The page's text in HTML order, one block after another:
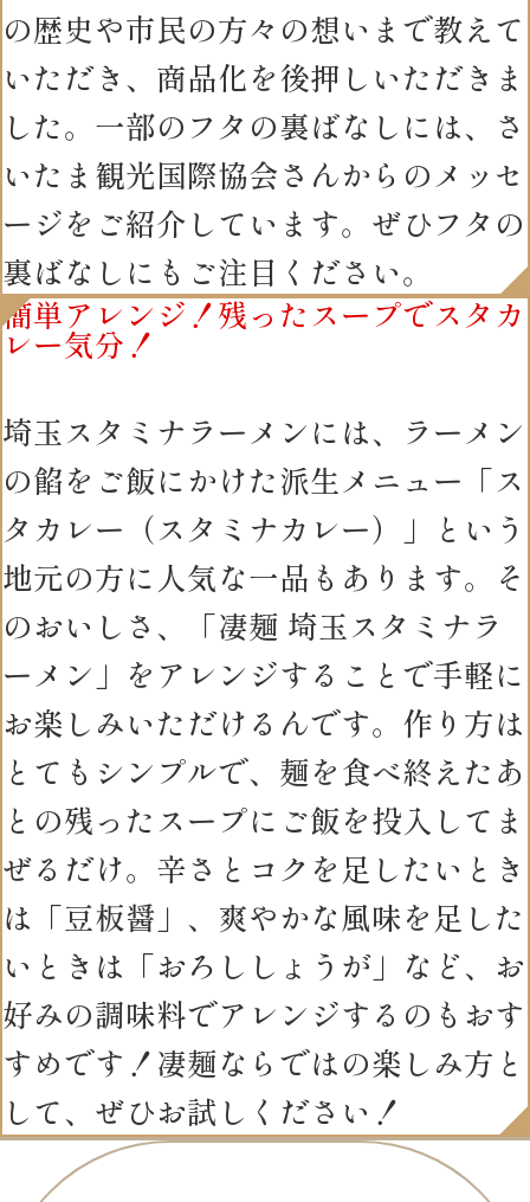
の歴史や市民の方々の想いまで教えて
いただき、商品化を後押しいただきま
した。一部のフタの裏ばなしには、さ
いたま観光国際協会さんからのメッセ
ージをご紹介しています。ぜひフタの
裏ばなしにもご注目ください。
簡単アレンジ！残ったスープでスタカ
レー気分！
埼玉スタミナラーメンには、ラーメン
の餡をご飯にかけた派生メニュー「ス
タカレー（スタミナカレー）」という
地元の方に人気な一品もあります。そ
のおいしさ、「凄麺 埼玉スタミナラ
ーメン」をアレンジすることで手軽に
お楽しみいただけるんです。作り方は
とてもシンプルで、麺を食べ終えたあ
との残ったスープにご飯を投入してま
ぜるだけ。辛さとコクを足したいとき
は「豆板醤」、爽やかな風味を足した
いときは「おろししょうが」など、お
好みの調味料でアレンジするのもおす
すめです！凄麺ならではの楽しみ方と
して、ぜひお試しください！